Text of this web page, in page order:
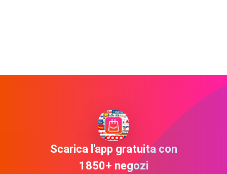
Scarica l'app gratuita con
1850+ negozi